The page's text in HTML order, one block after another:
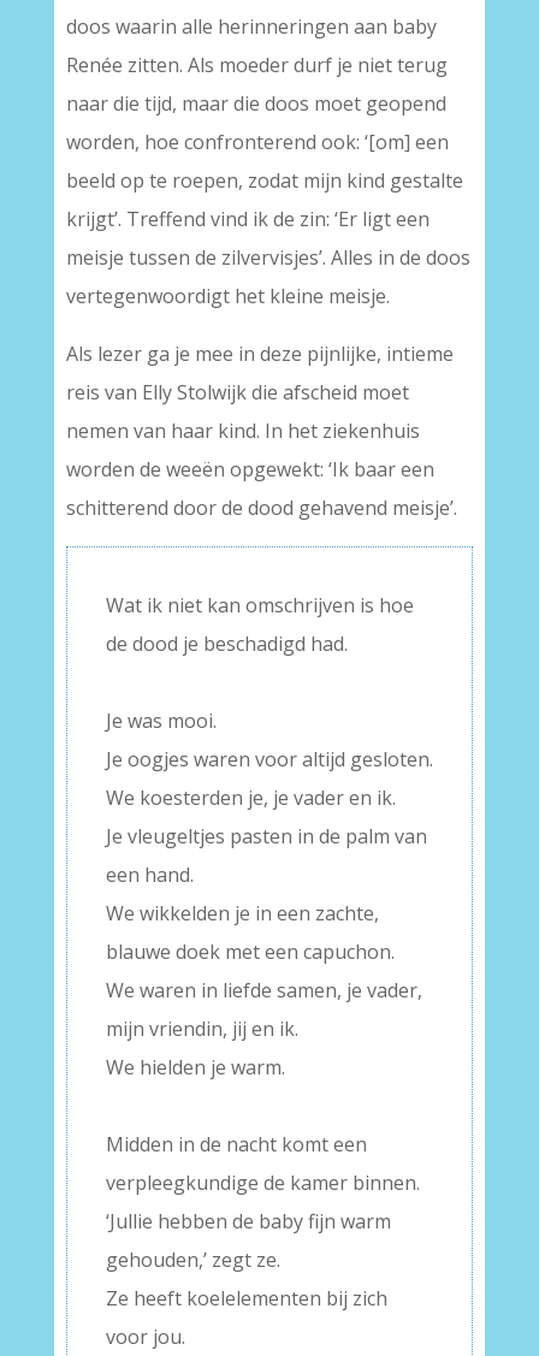
doos waarin alle herinneringen aan baby
Renée zitten. Als moeder durf je niet terug
naar die tijd, maar die doos moet geopend
worden, hoe confronterend ook: ‘[om] een
beeld op te roepen, zodat mijn kind gestalte
krijgt’. Treffend vind ik de zin: ‘Er ligt een
meisje tussen de zilvervisjes’. Alles in de doos
vertegenwoordigt het kleine meisje.
Als lezer ga je mee in deze pijnlijke, intieme
reis van Elly Stolwijk die afscheid moet
nemen van haar kind. In het ziekenhuis
worden de weeën opgewekt: ‘Ik baar een
schitterend door de dood gehavend meisje’.
Wat ik niet kan omschrijven is hoe
de dood je beschadigd had.
Je was mooi.
Je oogjes waren voor altijd gesloten.
We koesterden je, je vader en ik.
Je vleugeltjes pasten in de palm van
een hand.
We wikkelden je in een zachte,
blauwe doek met een capuchon.
We waren in liefde samen, je vader,
mijn vriendin, jij en ik.
We hielden je warm.
Midden in de nacht komt een
verpleegkundige de kamer binnen.
‘Jullie hebben de baby fijn warm
gehouden,’ zegt ze.
Ze heeft koelelementen bij zich
voor jou.